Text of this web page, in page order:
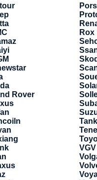
Rover
Rox
Tank
VGV